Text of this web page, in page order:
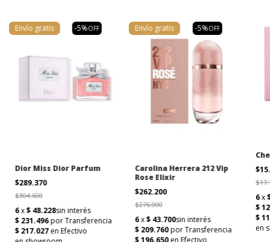
Envío gratis
Dior Miss Dior Parfum
$289.370
-5%OFF
$304.600
Envío gratis
Carolina Herrera 212 Vip
Rose Elixir
$262.200
-5%OFF
$276.000